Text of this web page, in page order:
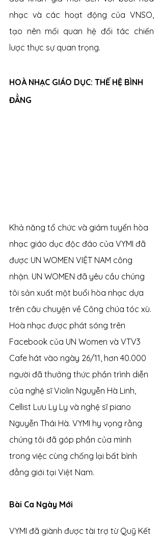
nhạc và các hoạt động của VNSO,
tạo nên mối quan hệ đối tác chiến
lược thực sự quan trọng.
HOÀ NHẠC GIÁO DỤC: THẾ HỆ BÌNH
ĐẲNG
Khả năng tổ chức và giám tuyển hòa
nhạc giáo dục độc đáo của VYMI đã
được UN WOMEN VIỆT NAM công
nhận. UN WOMEN đã yêu cầu chúng
tôi sản xuất một buổi hòa nhạc dựa
trên câu chuyện về Công chúa tóc xù.
Hoà nhạc được phát sóng trên
Facebook của UN Women và VTV3
Cafe hát vào ngày 26/11, hơn 40.000
người đã thưởng thức phần trình diễn
của nghệ sĩ Violin Nguyễn Hà Linh,
Cellist Lưu Ly Ly và nghệ sĩ piano
Nguyễn Thái Hà. VYMI hy vọng rằng
chúng tôi đã góp phần của mình
trong việc cùng chống lại bất bình
đẳng giới tại Việt Nam.
Bài Ca Ngày Mới
VYMI đã giành được tài trợ từ Quỹ Kết